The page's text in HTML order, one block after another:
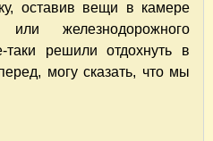
оставив вещи в камере
железнодорожного
решили отдохнуть в
могу сказать, что мы